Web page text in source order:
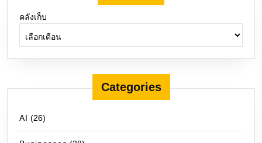
คลังเก็บ
Categories
AI (26)